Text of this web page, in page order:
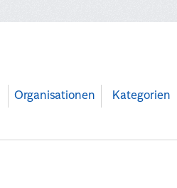
Organisationen Kategorien